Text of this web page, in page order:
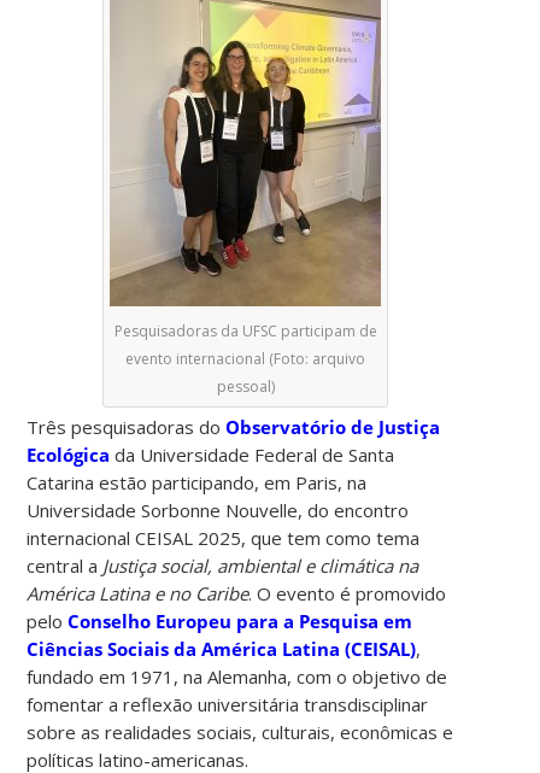
Pesquisadoras da UFSC participam de
evento internacional (Foto: arquivo
pessoal)
Três pesquisadoras doObservatório de Justiça
Ecológicada Universidade Federal de Santa
Catarina estão participando, em Paris, na
Universidade Sorbonne Nouvelle, do encontro
internacional CEISAL 2025, que tem como tema
central a Justiça social, ambiental e climática na
América Latina e no Caribe. O evento é promovido
pelo Conselho Europeu para a Pesquisa em
Ciências Sociais da América Latina (CEISAL),
fundado em 1971, na Alemanha, com o objetivo de
fomentar a reflexão universitária transdisciplinar
sobre as realidades sociais, culturais, econômicas e
políticas latino-americanas.